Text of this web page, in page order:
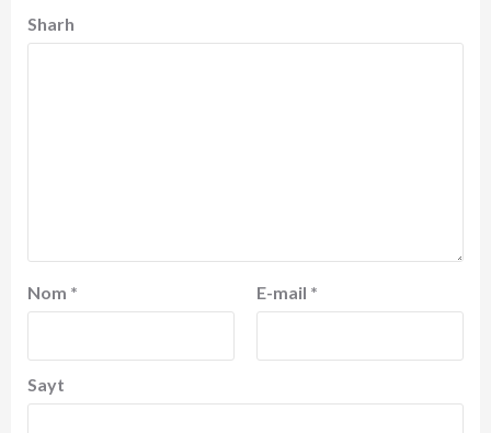
Sharh
Nom * E-mail *
Sayt